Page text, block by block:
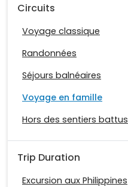
Circuits
Voyage classique
Randonnées
Séjours balnéaires
Voyage en famille
Hors des sentiers battus
Trip Duration
Excursion aux Philippines